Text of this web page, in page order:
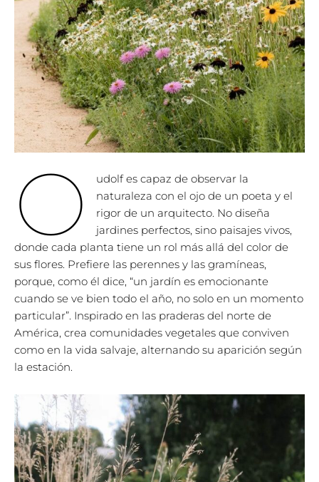
O
udolf es capaz de observar la
naturaleza con el ojo de un poeta y el
rigor de un arquitecto. No diseña
jardines perfectos, sino paisajes vivos,
donde cada planta tiene un rol más allá del color de
sus flores. Prefiere las perennes y las gramíneas,
porque, como él dice, “un jardín es emocionante
cuando se ve bien todo el año, no solo en un momento
particular”. Inspirado en las praderas del norte de
América, crea comunidades vegetales que conviven
como en la vida salvaje, alternando su aparición según
la estación.